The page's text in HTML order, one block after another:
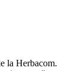
la Herbacom.